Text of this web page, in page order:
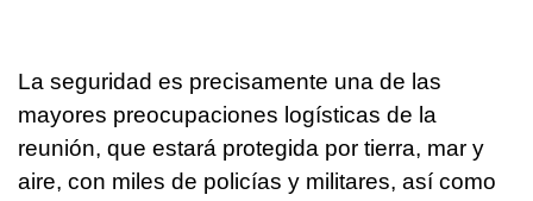
La seguridad es precisamente una de las
mayores preocupaciones logísticas de la
reunión, que estará protegida por tierra, mar y
aire, con miles de policías y militares, así como